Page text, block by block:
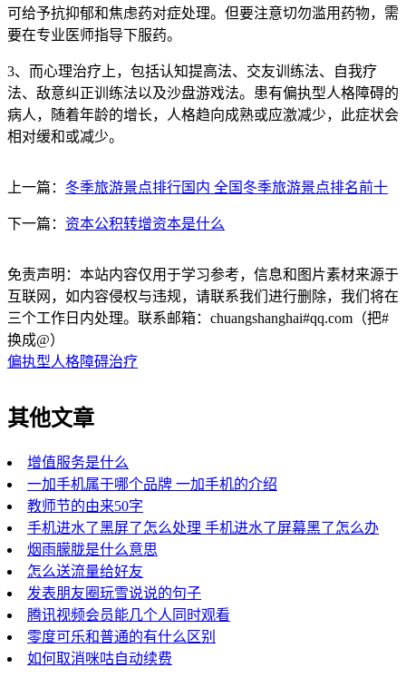
可给予抗抑郁和焦虑药对症处理。但要注意切勿滥用药物，需
要在专业医师指导下服药。
3、而心理治疗上，包括认知提高法、交友训练法、自我疗
法、敌意纠正训练法以及沙盘游戏法。患有偏执型人格障碍的
病人，随着年龄的增长，人格趋向成熟或应激减少，此症状会
相对缓和或减少。
上一篇： 冬季旅游景点排行国内 全国冬季旅游景点排名前十
下一篇： 资本公积转增资本是什么
免责声明：本站内容仅用于学习参考，信息和图片素材来源于
互联网，如内容侵权与违规，请联系我们进行删除，我们将在
三个工作日内处理。联系邮箱：chuangshanghai#qq.com（把#
换成@）
偏执型人格障碍治疗
其他文章
增值服务是什么
一加手机属于哪个品牌 一加手机的介绍
教师节的由来50字
手机进水了黑屏了怎么处理 手机进水了屏幕黑了怎么办
烟雨朦胧是什么意思
怎么送流量给好友
发表朋友圈玩雪说说的句子
腾讯视频会员能几个人同时观看
零度可乐和普通的有什么区别
如何取消咪咕自动续费